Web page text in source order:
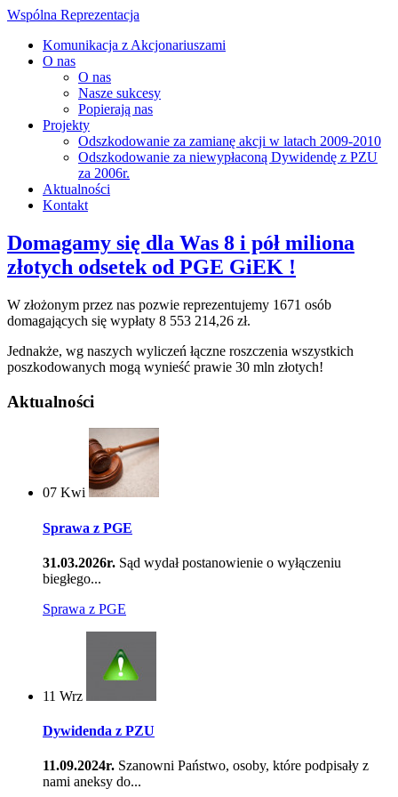
Wspólna Reprezentacja
Komunikacja z Akcjonariuszami
O nas
O nas
Nasze sukcesy
Popierają nas
Projekty
Odszkodowanie za zamianę akcji w latach 2009-2010
Odszkodowanie za niewypłaconą Dywidendę z PZU
za 2006r.
Aktualności
Kontakt
Domagamy się dla Was 8 i pół miliona
złotych odsetek od PGE GiEK !
W złożonym przez nas pozwie reprezentujemy 1671 osób
domagających się wypłaty 8 553 214,26 zł.
Jednakże, wg naszych wyliczeń łączne roszczenia wszystkich
poszkodowanych mogą wynieść prawie 30 mln złotych!
Aktualności
07 Kwi
Sprawa z PGE
31.03.2026r. Sąd wydał postanowienie o wyłączeniu
biegłego...
Sprawa z PGE
11 Wrz
Dywidenda z PZU
11.09.2024r. Szanowni Państwo, osoby, które podpisały z
nami aneksy do...